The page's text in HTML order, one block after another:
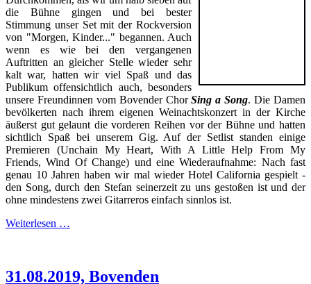
die Bühne gingen und bei bester
Stimmung unser Set mit der Rockversion
von "Morgen, Kinder..." begannen. Auch
wenn es wie bei den vergangenen
Auftritten an gleicher Stelle wieder sehr
kalt war, hatten wir viel Spaß und das
Publikum offensichtlich auch, besonders
unsere Freundinnen vom Bovender ChorSing a Song. Die Damen
bevölkerten nach ihrem eigenen Weinachtskonzert in der Kirche
äußerst gut gelaunt die vorderen Reihen vor der Bühne und hatten
sichtlich Spaß bei unserem Gig. Auf der Setlist standen einige
Premieren (Unchain My Heart, With A Little Help From My
Friends, Wind Of Change) und eine Wiederaufnahme: Nach fast
genau 10 Jahren haben wir mal wieder Hotel California gespielt -
den Song, durch den Stefan seinerzeit zu uns gestoßen ist und der
ohne mindestens zwei Gitarreros einfach sinnlos ist.
Weiterlesen …
31.08.2019, Bovenden